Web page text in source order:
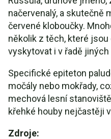
načervenalý, a skutečně
červené kloboučky.
několik z těch, které
vyskytovat i v řadě
Specifické epiteton
močály nebo mokřady,
mechová lesní
křehké houby nejčastěji
Zdroje: